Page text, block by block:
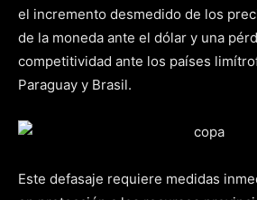
el incremento desmedido de los
de la moneda ante el dólar y una
competitividad ante los países
Paraguay y Brasil.
Este defasaje requiere medidas